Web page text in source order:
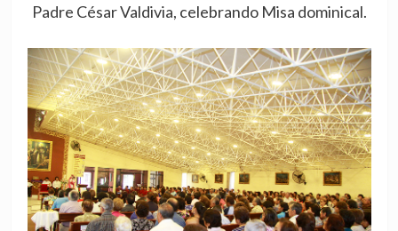
Padre César Valdivia, celebrando Misa dominical.